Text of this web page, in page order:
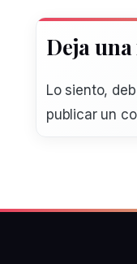
Deja
Lo siento,
publicar un